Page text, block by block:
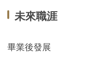
行政團隊
未來職涯
畢業後發展